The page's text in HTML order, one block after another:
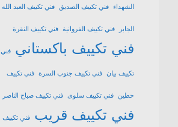
الشهداء فني تكييف الصديق فني تكييف العبد الله
الجابر فني تكييف الفروانية فني تكييف النقرة
فني تكييف باكستاني فني
تكييف بيان فني تكييف جنوب السرة فني تكييف
حطين فني تكييف سلوى فني تكييف صباح الناصر
فني تكييف قريب فني تكييف